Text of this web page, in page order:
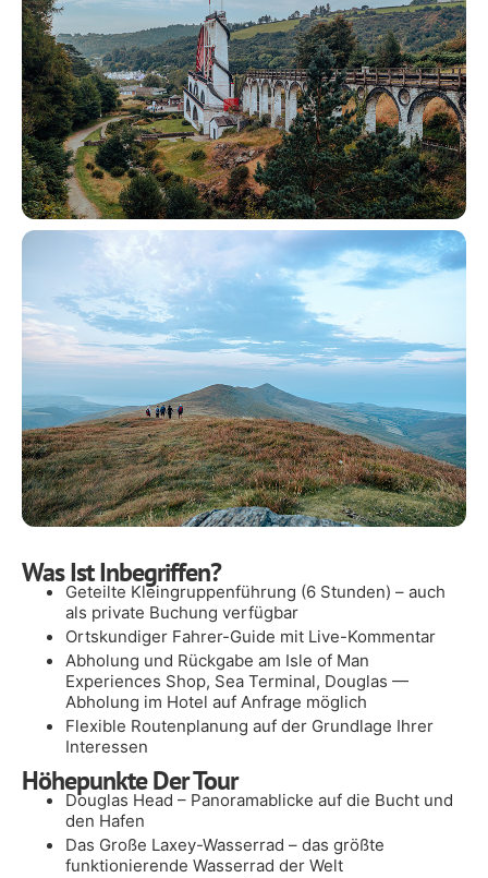
Was Ist Inbegriffen?
Geteilte Kleingruppenführung (6 Stunden) – auch
als private Buchung verfügbar
Ortskundiger Fahrer-Guide mit Live-Kommentar
Abholung und Rückgabe am Isle of Man
Experiences Shop, Sea Terminal, Douglas —
Abholung im Hotel auf Anfrage möglich
Flexible Routenplanung auf der Grundlage Ihrer
Interessen
Höhepunkte Der Tour
Douglas Head – Panoramablicke auf die Bucht und
den Hafen
Das Große Laxey-Wasserrad – das größte
funktionierende Wasserrad der Welt